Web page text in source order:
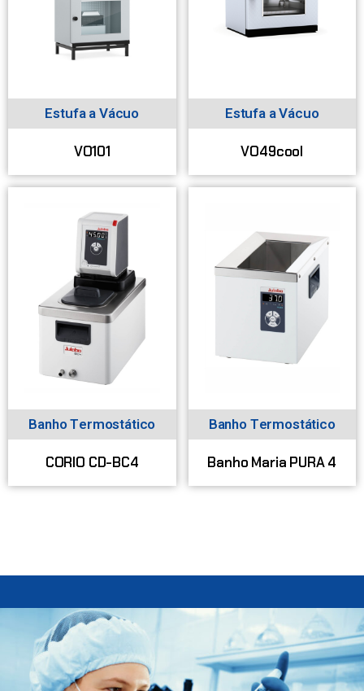
Estufa a Vácuo
VO101
Estufa a Vácuo
VO49cool
Banho Termostático
CORIO CD-BC4
Banho Termostático
Banho Maria PURA 4